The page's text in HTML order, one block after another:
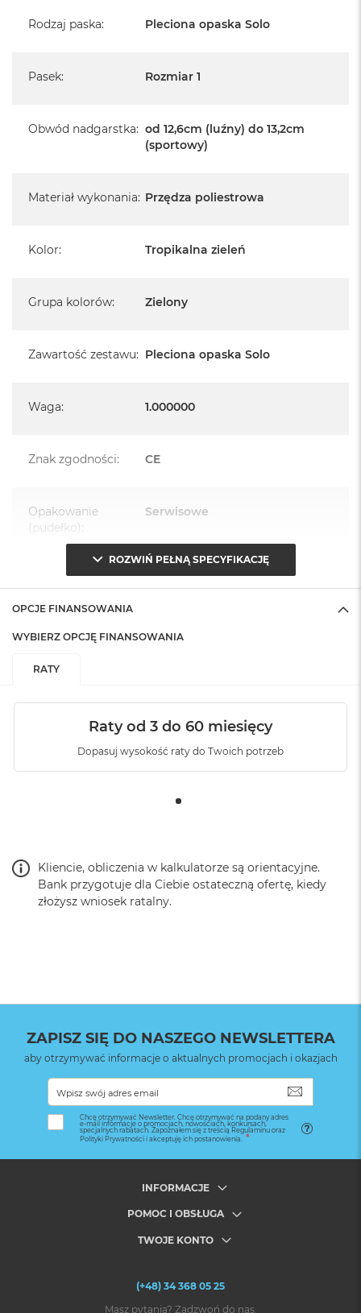
Rodzaj paska: Pleciona opaska Solo
Pasek: Rozmiar 1
Obwód nadgarstka: od 12,6cm (luźny) do 13,2cm
(sportowy)
Materiał wykonania: Przędza poliestrowa
Kolor: Tropikalna zieleń
Grupa kolorów: Zielony
Zawartość zestawu: Pleciona opaska Solo
Waga: 1.000000
Znak zgodności: CE
Opakowanie
(pudełko):
Serwisowe
ROZWIŃ PEŁNĄ SPECYFIKACJĘ
OPCJE FINANSOWANIA
WYBIERZ OPCJĘ FINANSOWANIA
RATY
Raty od 3 do 60 miesięcy
Dopasuj wysokość raty do Twoich potrzeb
Kliencie, obliczenia w kalkulatorze są orientacyjne.
Bank przygotuje dla Ciebie ostateczną ofertę, kiedy
złożysz wniosek ratalny.
ZAPISZ SIĘ DO NASZEGO NEWSLETTERA
aby otrzymywać informacje o aktualnych promocjach i okazjach
Chcę otrzymywać Newsletter. Chcę otrzymywać na podany adres
e-mail informacje o promocjach, nowościach, konkursach,
specjalnych rabatach. Zapoznałem się z treścią Regulaminu oraz
Polityki Prywatności i akceptuję ich postanowienia.
INFORMACJE
POMOC I OBSŁUGA
TWOJE KONTO
(+48) 34 368 05 25
Masz pytania? Zadzwoń do nas.